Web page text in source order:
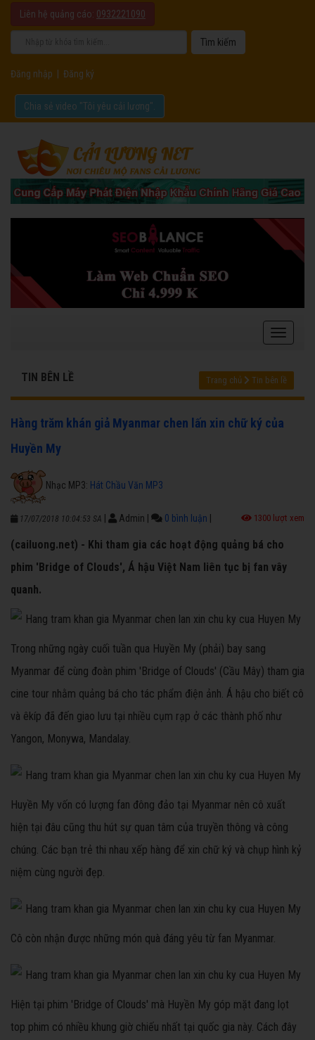
Liên hệ quảng cáo: 0932221090
Đăng nhập Đăng ký
Chia sẻ video "Tôi yêu cải lương".
TIN BÊN LỀ Trang chủ Tin bên lề
Hàng trăm khán giả Myanmar chen lấn xin chữ ký của
Huyền My
Nhạc MP3: Hát Chầu Văn MP3
17/07/2018 10:04:53 SA Admin 0 bình luận 1300 lượt xem
(cailuong.net) - Khi tham gia các hoạt động quảng bá cho
phim 'Bridge of Clouds', Á hậu Việt Nam liên tục bị fan vây
quanh.
Trong những ngày cuối tuần qua Huyền My (phải) bay sang
Myanmar để cùng đoàn phim 'Bridge of Clouds' (Cầu Mây) tham gia
cine tour nhằm quảng bá cho tác phẩm điện ảnh. Á hậu cho biết cô
và êkíp đã đến giao lưu tại nhiều cụm rạp ở các thành phố như
Yangon, Monywa, Mandalay.
Huyền My vốn có lượng fan đông đảo tại Myanmar nên cô xuất
hiện tại đâu cũng thu hút sự quan tâm của truyền thông và công
chúng. Các bạn trẻ thi nhau xếp hàng để xin chữ ký và chụp hình kỷ
niệm cùng người đẹp.
Cô còn nhận được những món quà đáng yêu từ fan Myanmar.
Hiện tại phim 'Bridge of Clouds' mà Huyền My góp mặt đang lọt
top phim có nhiều khung giờ chiếu nhất tại quốc gia này. Cách đây